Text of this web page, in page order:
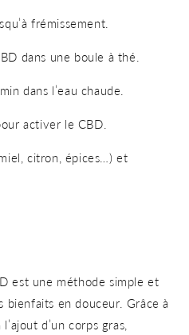
frémissement.
dans une boule à thé.
dans l’eau chaude.
activer le CBD.
citron, épices…) et
est une méthode simple et
en douceur. Grâce à
d’un corps gras,